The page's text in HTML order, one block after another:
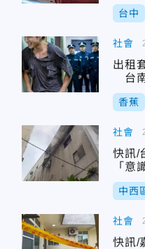
台中
社會
出租
台
香蕉
社會
快訊/
「意
中西
社會
快訊/